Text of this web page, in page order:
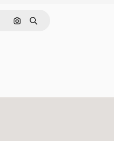
Cerca per immagine
Ricerca